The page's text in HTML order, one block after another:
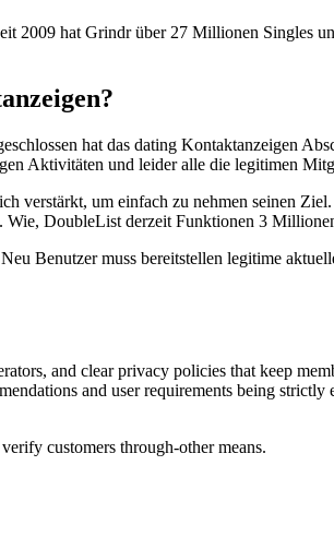
2009 hat Grindr über 27 Millionen Singles
hat das dating Kontaktanzeigen
Aktivitäten und leider alle die legitimen
verstärkt, um einfach zu nehmen seinen
DoubleList derzeit Funktionen 3
Benutzer muss bereitstellen legitime
and clear privacy policies that keep
and user requirements being
customers through-other means.